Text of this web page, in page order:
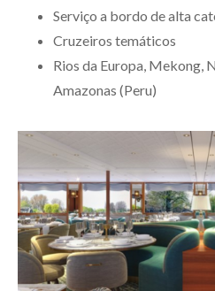
Serviço a bordo de alta
Cruzeiros temáticos
Rios da Europa, Mekong,
Amazonas (Peru)